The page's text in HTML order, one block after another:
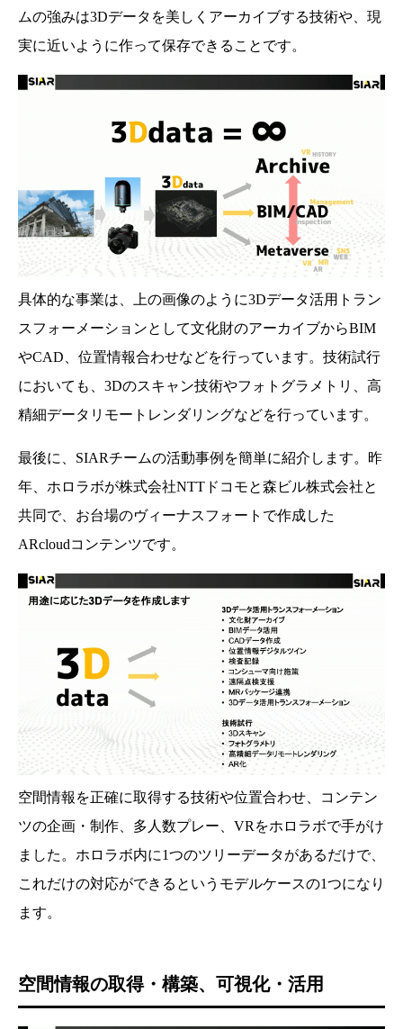
ムの強みは3Dデータを美しくアーカイブする技術や、現
実に近いように作って保存できることです。
具体的な事業は、上の画像のように3Dデータ活用トラン
スフォーメーションとして文化財のアーカイブからBIM
やCAD、位置情報合わせなどを行っています。技術試行
においても、3Dのスキャン技術やフォトグラメトリ、高
精細データリモートレンダリングなどを行っています。
最後に、SIARチームの活動事例を簡単に紹介します。昨
年、ホロラボが株式会社NTTドコモと森ビル株式会社と
共同で、お台場のヴィーナスフォートで作成した
ARcloudコンテンツです。
空間情報を正確に取得する技術や位置合わせ、コンテン
ツの企画・制作、多人数プレー、VRをホロラボで手がけ
ました。ホロラボ内に1つのツリーデータがあるだけで、
これだけの対応ができるというモデルケースの1つになり
ます。
空間情報の取得・構築、可視化・活用